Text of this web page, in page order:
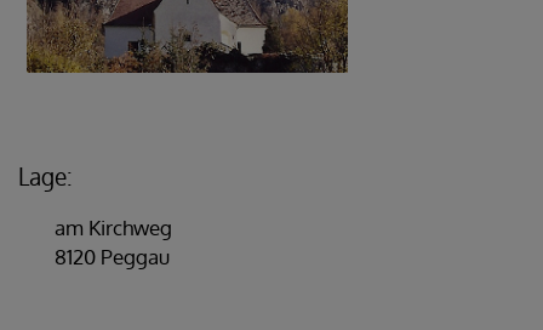
Lage:
am Kirchweg
8120 Peggau